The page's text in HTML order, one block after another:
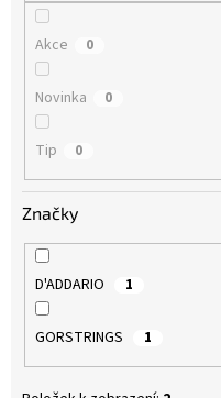
Akce 0
Novinka 0
Tip 0
Značky
D'ADDARIO 1
GORSTRINGS 1